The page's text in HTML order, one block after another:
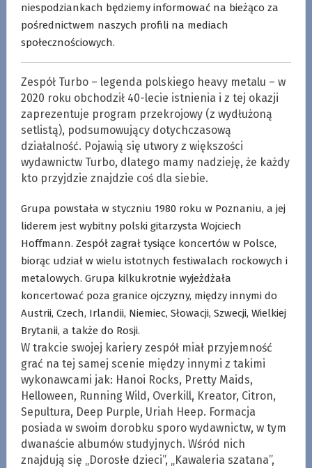
niespodziankach będziemy informować na bieżąco za
pośrednictwem naszych profili na mediach
społecznościowych.
Zespół Turbo – legenda polskiego heavy metalu – w
2020 roku obchodził 40-lecie istnienia i z tej okazji
zaprezentuje program przekrojowy (z wydłużoną
setlistą), podsumowujący dotychczasową
działalność. Pojawią się utwory z większości
wydawnictw Turbo, dlatego mamy nadzieję, że każdy
kto przyjdzie znajdzie coś dla siebie.
Grupa powstała w styczniu 1980 roku w Poznaniu, a jej
liderem jest wybitny polski gitarzysta Wojciech
Hoffmann. Zespół zagrał tysiące koncertów w Polsce,
biorąc udział w wielu istotnych festiwalach rockowych i
metalowych. Grupa kilkukrotnie wyjeżdżała
koncertować poza granice ojczyzny, między innymi do
Austrii, Czech, Irlandii, Niemiec, Słowacji, Szwecji, Wielkiej
Brytanii, a także do Rosji.
W trakcie swojej kariery zespół miał przyjemność
grać na tej samej scenie między innymi z takimi
wykonawcami jak: Hanoi Rocks, Pretty Maids,
Helloween, Running Wild, Overkill, Kreator, Citron,
Sepultura, Deep Purple, Uriah Heep. Formacja
posiada w swoim dorobku sporo wydawnictw, w tym
dwanaście albumów studyjnych. Wśród nich
znajdują się „Dorosłe dzieci”, „Kawaleria szatana”,